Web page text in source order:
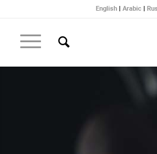
English | Arabic |